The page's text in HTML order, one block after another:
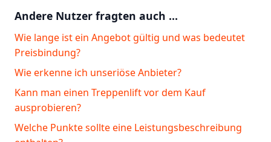
Andere Nutzer fragten auch …
Wie lange ist ein Angebot gültig und was bedeutet
Preisbindung?
Wie erkenne ich unseriöse Anbieter?
Kann man einen Treppenlift vor dem Kauf
ausprobieren?
Welche Punkte sollte eine Leistungsbeschreibung